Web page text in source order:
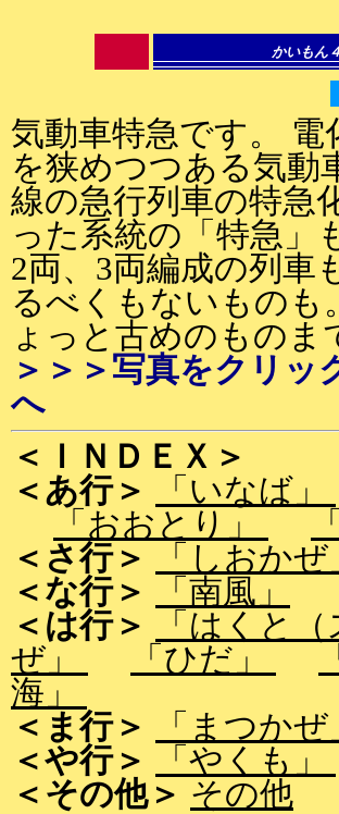
かいもん
気動車特急です。
を狭めつつある気動
線の急行列車の特急
った系統の「特急」
2両、3両編成の列車
るべくもないものも
ょっと古めのもの
＞＞＞写真をクリッ
へ
＜ＩＮＤＥＸ＞
＜あ行＞
「いなば」
「おおとり」
＜さ行＞
「しおかぜ
＜な行＞
「南風」
＜は行＞
「はくと
ぜ」
「ひだ」
海」
＜ま行＞
「まつかぜ
＜や行＞
「やくも」
＜その他＞ その他